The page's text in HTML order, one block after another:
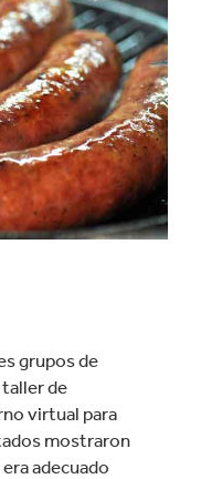
grupos de
taller de
virtual para
mostraron
adecuado